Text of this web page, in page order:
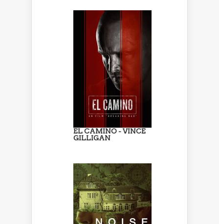
EL CAMINO - VINCE
GILLIGAN